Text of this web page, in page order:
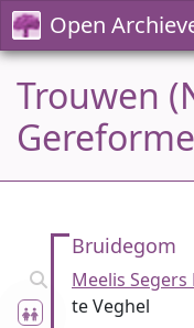
Open
Trouwen
Bruidegom
Meelis
te Veghel